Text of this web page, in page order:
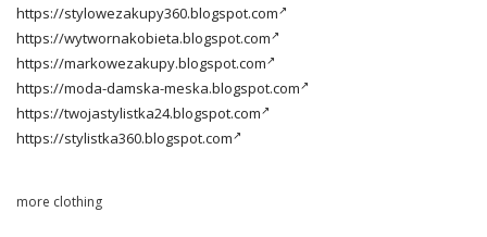
https://stylowezakupy360.blogspot.com
https://wytwornakobieta.blogspot.com
https://markowezakupy.blogspot.com
https://moda-damska-meska.blogspot.com
https://twojastylistka24.blogspot.com
https://stylistka360.blogspot.com
more clothing